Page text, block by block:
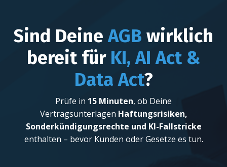
Sind DeineAGB wirklich
bereit für KI, AI Act &
Data Act?
Prüfe in 15 Minuten, ob Deine
Vertragsunterlagen Haftungsrisiken,
Sonderkündigungsrechte und KI-Fallstricke
enthalten – bevor Kunden oder Gesetze es tun.